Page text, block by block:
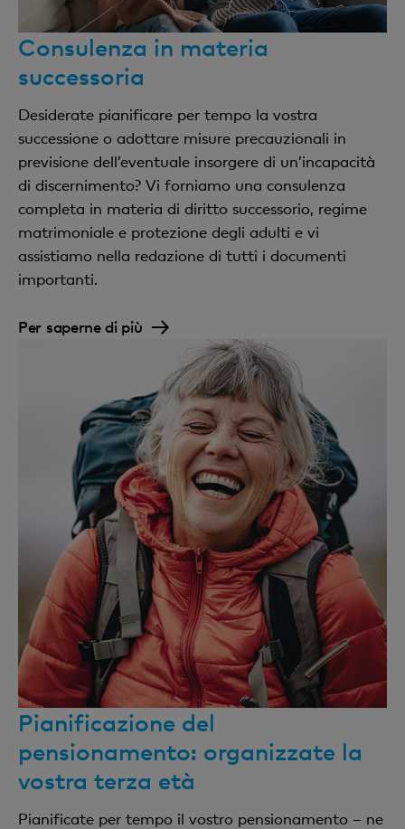
Consulenza in materia
successoria
Desiderate pianificare per tempo la vostra
successione o adottare misure precauzionali in
previsione dell’eventuale insorgere di un’incapacità
di discernimento? Vi forniamo una consulenza
completa in materia di diritto successorio, regime
matrimoniale e protezione degli adulti e vi
assistiamo nella redazione di tutti i documenti
importanti.
Per saperne di più
Pianificazione del
pensionamento: organizzate la
vostra terza età
Pianificate per tempo il vostro pensionamento – ne